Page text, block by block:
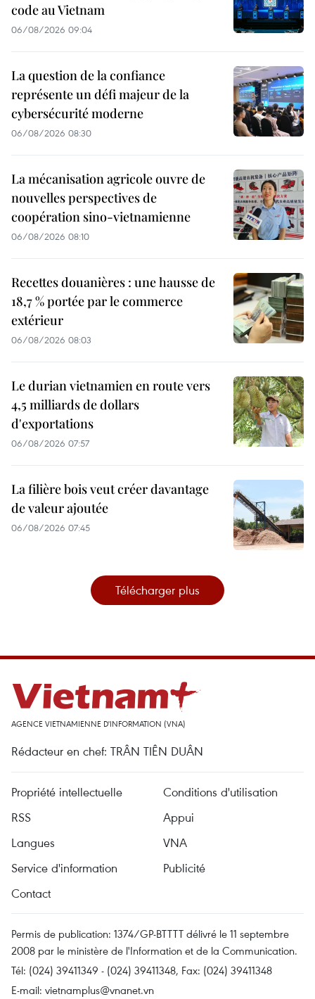
code au Vietnam
06/08/2026 09:04
La question de la confiance
représente un défi majeur de la
cybersécurité moderne
06/08/2026 08:30
La mécanisation agricole ouvre de
nouvelles perspectives de
coopération sino-vietnamienne
06/08/2026 08:10
Recettes douanières : une hausse de
18,7 % portée par le commerce
extérieur
06/08/2026 08:03
Le durian vietnamien en route vers
4,5 milliards de dollars
d'exportations
06/08/2026 07:57
La filière bois veut créer davantage
de valeur ajoutée
06/08/2026 07:45
Télécharger plus
AGENCE VIETNAMIENNE D'INFORMATION (VNA)
Rédacteur en chef: TRÂN TIÊN DUÂN
Propriété intellectuelle
Conditions d'utilisation
RSS
Appui
Langues
VNA
Service d'information
Publicité
Contact
Permis de publication: 1374/GP-BTTTT délivré le 11 septembre
2008 par le ministère de l'Information et de la Communication.
Tél: (024) 39411349 - (024) 39411348, Fax: (024) 39411348
E-mail: vietnamplus@vnanet.vn